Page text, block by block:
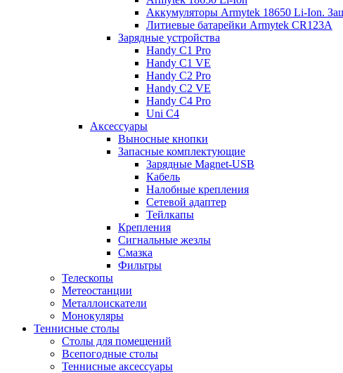
Аккумуляторы Armytek 18650 Li-Ion.
Литиевые батарейки Armytek CR123A
Зарядные устройства
Handy C1 Pro
Handy C1 VE
Handy C2 Pro
Handy C2 VE
Handy C4 Pro
Uni C4
Аксессуары
Выносные кнопки
Запасные комплектующие
Зарядные Magnet-USB
Кабель
Налобные крепления
Сетевой адаптер
Тейлкапы
Крепления
Сигнальные жезлы
Смазка
Фильтры
Телескопы
Метеостанции
Металлоискатели
Монокуляры
Теннисные столы
Столы для помещений
Всепогодные столы
Теннисные аксессуары